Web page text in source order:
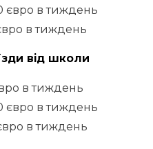
євро в тиждень
в тиждень
від школи
в тиждень
євро в тиждень
в тиждень